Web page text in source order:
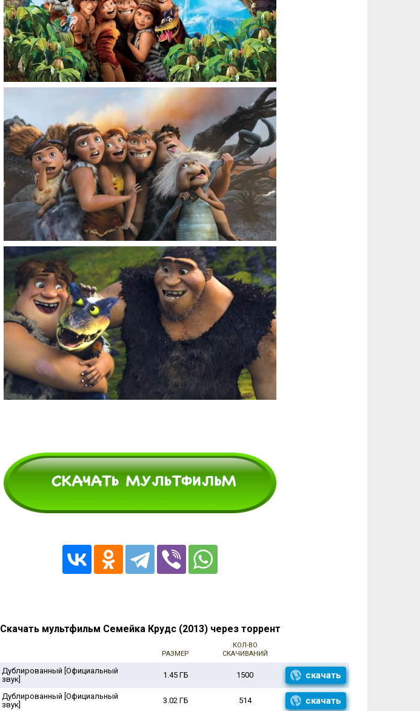
Скачать мультфильм Семейка Крудс (2013) через торрент
РАЗМЕР
КОЛ-ВО
СКАЧИВАНИЙ
Дублированный [Официальный
звук]
1.45 ГБ 1500 скачать
Дублированный [Официальный
звук]
3.02 ГБ 514 скачать